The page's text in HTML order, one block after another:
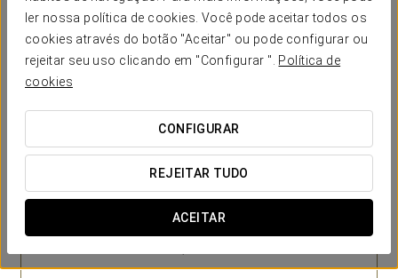
ler nossa política de cookies. Você pode aceitar todos os
cookies através do botão "Aceitar" ou pode configurar ou
rejeitar seu uso clicando em "Configurar ". Política de
cookies
CONFIGURAR
REJEITAR TUDO
ACEITAR
ornamentadas com grandes murais de espaços
emblemáticos de Madrid, que fazem com que cada quarto
seja único. Todas as habitações dispõem de tecnologia
Bluetooth, que permite conectar o telemóvel à onda musical, e
também entradas USB para poder carregar qualquer
Para além disso, alguns dos quartos dispõem de terraços
privativos e de tetos ligeiramente em forma de mansarda que
aumentam ainda mais o seu encanto.